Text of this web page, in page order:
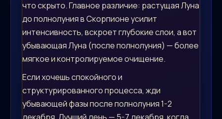
что скрыто. Главное различие: растущая Луна
до полнолуния в Скорпионе усилит
интенсивность, вскроет глубокие слои, а вот
убывающая Луна (после полнолуния) — более
мягкое и контролируемое очищение.
Если хочешь спокойного и
структурированного процесса, жди
убывающей фазы после полнолуния 1-2